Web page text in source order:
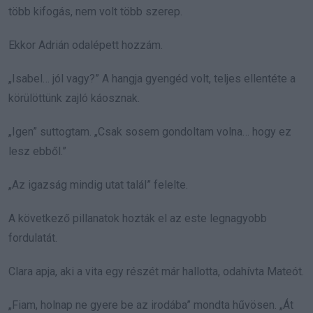
több kifogás, nem volt több szerep.
Ekkor Adrián odalépett hozzám.
„Isabel… jól vagy?” A hangja gyengéd volt, teljes ellentéte a
körülöttünk zajló káosznak.
„Igen” suttogtam. „Csak sosem gondoltam volna… hogy ez
lesz ebből.”
„Az igazság mindig utat talál” felelte.
A következő pillanatok hozták el az este legnagyobb
fordulatát.
Clara apja, aki a vita egy részét már hallotta, odahívta Mateót.
„Fiam, holnap ne gyere be az irodába” mondta hűvösen. „Át